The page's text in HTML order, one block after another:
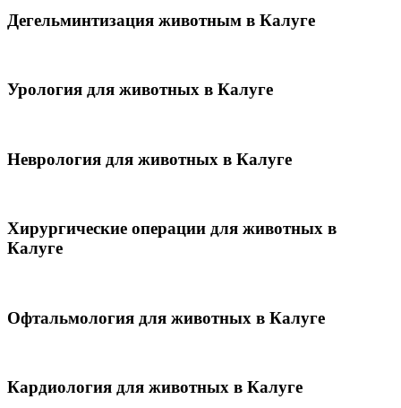
Дегельминтизация животным в Калуге
Урология для животных в Калуге
Неврология для животных в Калуге
Хирургические операции для животных в
Калуге
Офтальмология для животных в Калуге
Кардиология для животных в Калуге